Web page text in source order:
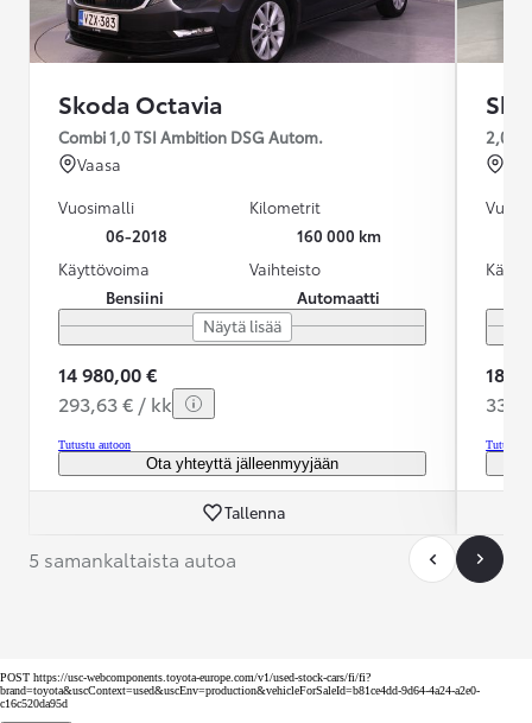
Skoda Octavia
Combi 1,0 TSI Ambition DSG Autom.
Vaasa
Vuosimalli
06-2018
Kilometrit
160 000 km
Käyttövoima
Bensiini
Vaihteisto
Automaatti
Näytä lisää
14 980,00 €
293,63 € / kk
Tutustu autoon
Ota yhteyttä jälleenmyyjään
Tallenna
2,0
18
Tutustu
5 samankaltaista autoa
POST https://usc-webcomponents.toyota-europe.com/v1/used-stock-cars/fi/fi?
brand=toyota&uscContext=used&uscEnv=production&vehicleForSaleId=b81ce4dd-9d64-4a24-a2e0-
c16c520da95d